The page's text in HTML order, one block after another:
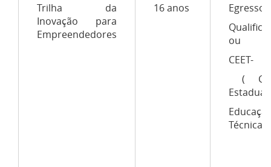
Trilha da
Inovação para
Empreendedores
16 anos
Egresso
ou
CEET-
(
Estadual
Técnica)